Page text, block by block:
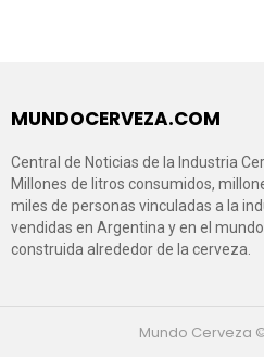
MUNDOCERVEZA.COM
Central de Noticias de la Industria
Millones de litros consumidos,
miles de personas vinculadas a la
vendidas en Argentina y en el
construida alrededor de la cerveza.
Mundo Cerveza